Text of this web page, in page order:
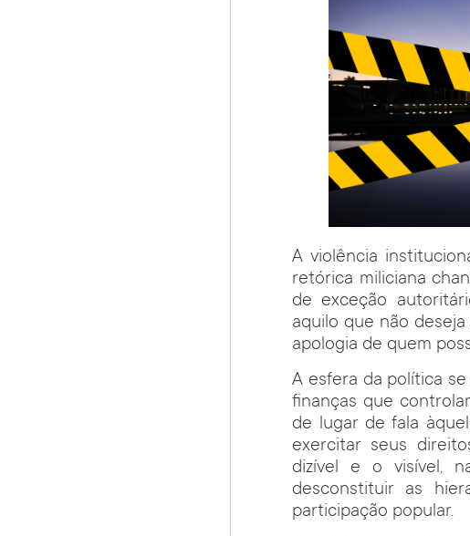
A violência
retórica miliciana
de exceção
aquilo que não
apologia de quem
A esfera da política se
finanças que
de lugar de fala
exercitar seus
dizível e o visível,
desconstituir as
participação popular.